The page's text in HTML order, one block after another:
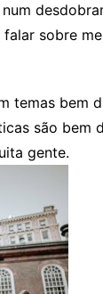
sobre
temas bem
são bem
gente.